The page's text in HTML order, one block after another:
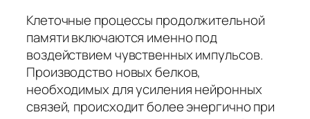
Клеточные процессы продолжительной
памяти включаются именно под
воздействием чувственных импульсов.
Производство новых белков,
необходимых для усиления нейронных
связей, происходит более энергично при